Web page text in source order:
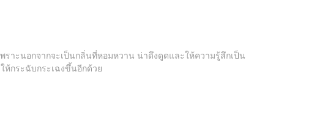
าะนอกจากจะเป็นกลิ่นที่หอมหวาน น่าดึงดูดและให้ความรู้สึกเป็น
ห้กระฉับกระเฉงขึ้นอีกด้วย